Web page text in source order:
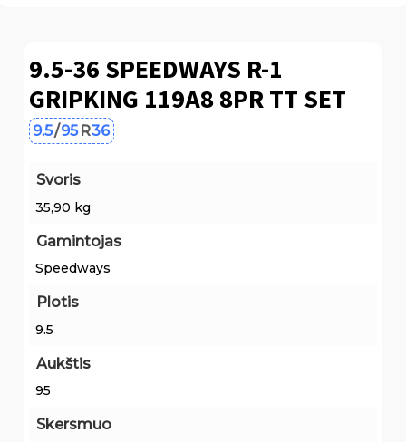
9.5-36 SPEEDWAYS R-1
GRIPKING 119A8 8PR TT SET
9.5/95R36
Svoris
35,90 kg
Gamintojas
Speedways
Plotis
9.5
Aukštis
95
Skersmuo